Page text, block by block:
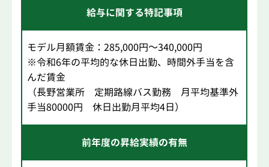
給与に関する特記事項
モデル月額賃金：285,000円～340,000円
※令和6年の平均的な休日出勤、時間外手当を含
んだ賃金
（長野営業所 定期路線バス勤務 月平均基準外
手当80000円 休日出勤月平均4日）
前年度の昇給実績の有無